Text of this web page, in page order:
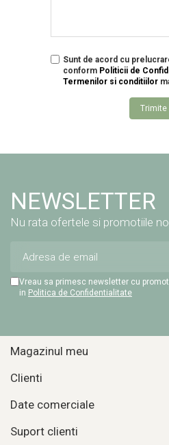
Sunt de acord cu
conform Politicii de
Termenilor si conditiilor
Trimite
NEWSLETTER
Nu rata ofertele si promotiile
Vreau sa primesc newsletter cu
in Politica de Confidentialitate
Magazinul meu
Clienti
Date comerciale
Suport clienti